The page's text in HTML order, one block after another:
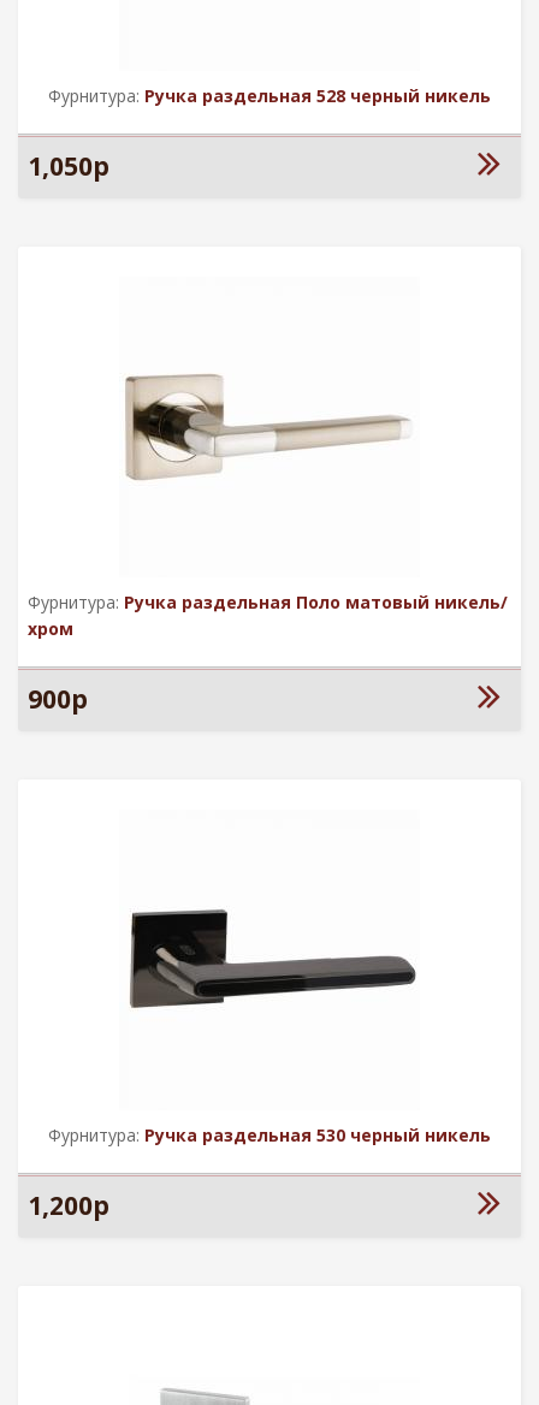
Фурнитура: Ручка раздельная 528 черный никель
1,050р
Фурнитура: Ручка раздельная Поло матовый никель/
хром
900р
Фурнитура: Ручка раздельная 530 черный никель
1,200р